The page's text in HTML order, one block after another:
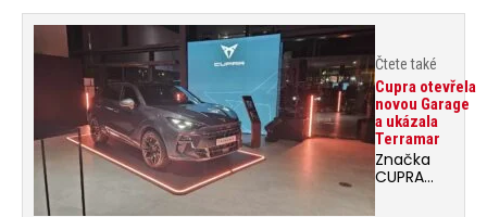
Čtete také
Cupra otevřela
novou Garage
a ukázala
Terramar
Značka
CUPRA